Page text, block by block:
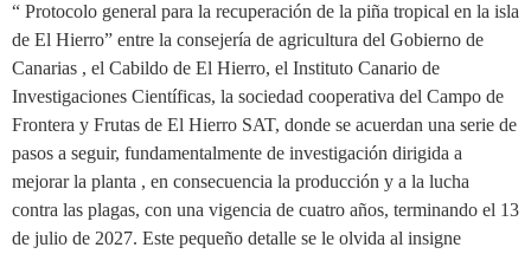
“ Protocolo general para la recuperación de la piña tropical en la isla
de El Hierro” entre la consejería de agricultura del Gobierno de
Canarias , el Cabildo de El Hierro, el Instituto Canario de
Investigaciones Científicas, la sociedad cooperativa del Campo de
Frontera y Frutas de El Hierro SAT, donde se acuerdan una serie de
pasos a seguir, fundamentalmente de investigación dirigida a
mejorar la planta , en consecuencia la producción y a la lucha
contra las plagas, con una vigencia de cuatro años, terminando el 13
de julio de 2027. Este pequeño detalle se le olvida al insigne